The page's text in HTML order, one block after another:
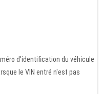
d'identification du véhicule
le VIN entré n'est pas